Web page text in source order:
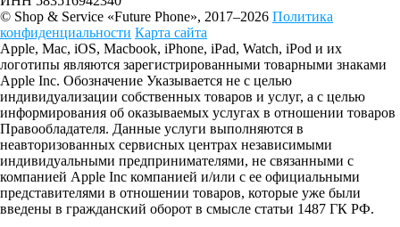
© Shop & Service «Future Phone», 2017–2026 Политика
конфиденциальности Карта сайта
Apple, Mac, iOS, Macbook, iPhone, iPad, Watch, iPod и их
логотипы являются зарегистрированными товарными знаками
Apple Inc. Обозначение Указывается не с целью
индивидуализации собственных товаров и услуг, а с целью
информирования об оказываемых услугах в отношении товаров
Правообладателя. Данные услуги выполняются в
неавторизованных сервисных центрах независимыми
индивидуальными предпринимателями, не связанными с
компанией Apple Inc компанией и/или с ее официальными
представителями в отношении товаров, которые уже были
введены в гражданский оборот в смысле статьи 1487 ГК РФ.